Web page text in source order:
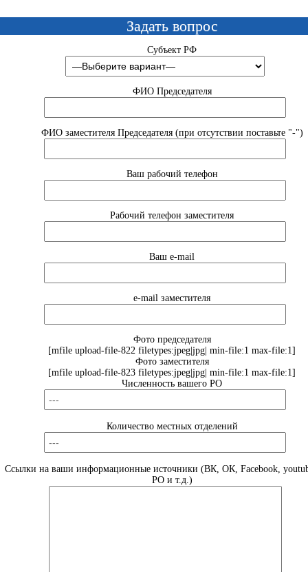
Задать вопрос
Субъект РФ
ФИО Председателя
ФИО заместителя Председателя (при отсутствии поставьте "-")
Ваш рабочий телефон
Рабочий телефон заместителя
Ваш e-mail
e-mail заместителя
Фото председателя
[mfile upload-file-822 filetypes:jpeg|jpg| min-file:1 max-file:1]
Фото заместителя
[mfile upload-file-823 filetypes:jpeg|jpg| min-file:1 max-file:1]
Численность вашего РО
Количество местных отделений
Ссылки на ваши информационные источники (ВК, ОК, Facebook,
РО и т.д.)